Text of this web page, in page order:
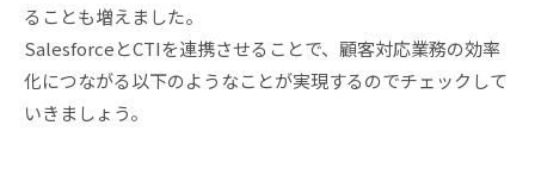
ることも増えました。
SalesforceとCTIを連携させることで、顧客対応業務の効率
化につながる以下のようなことが実現するのでチェックして
いきましょう。